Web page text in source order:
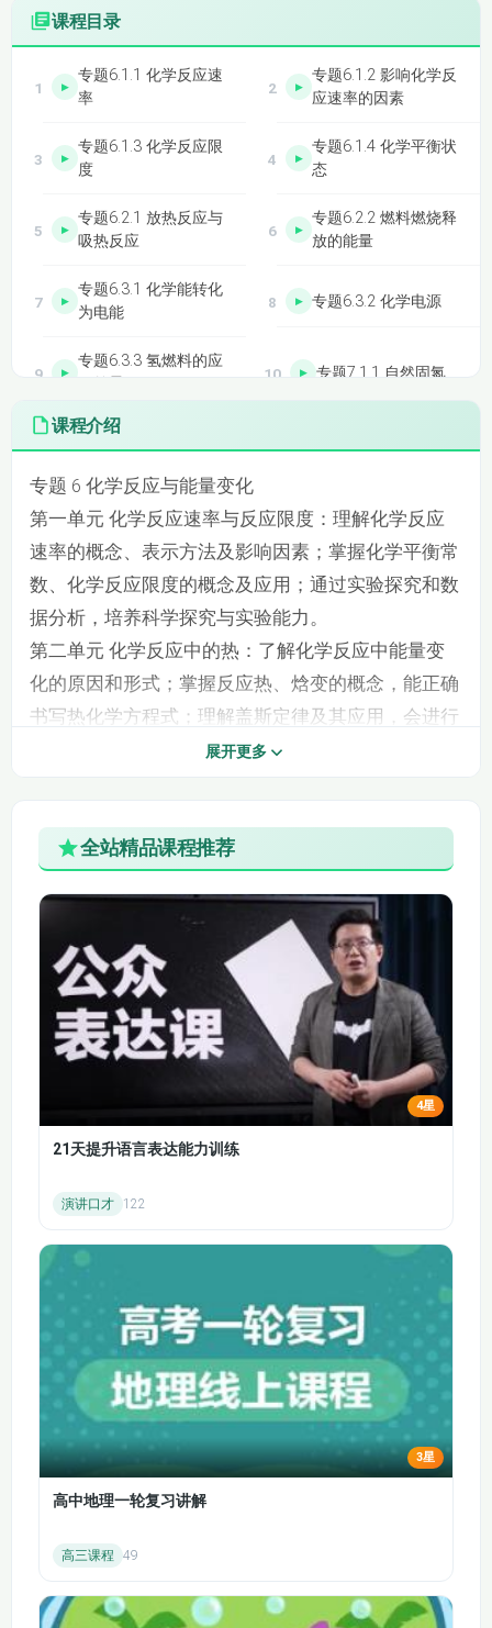
课程目录
专题6.1.1 化学反应速
率
专题6.1.2 影响化学反
应速率的因素
专题6.1.3 化学反应限
度
专题6.1.4 化学平衡状
态
专题6.2.1 放热反应与
吸热反应
专题6.2.2 燃料燃烧释
放的能量
专题6.3.1 化学能转化
为电能
专题6.3.2 化学电源
专题6.3.3 氢燃料的应
专题7.1.1 自然固氮
专题7.1.2 人工固氮
专题7.2.2 硝酸
其使用
无害化处理
专题8.1.1 天然气的利
用 甲烷
专题8.1.3 煤的综合利
专题8.2.1 乙醇
基酸
专题8.3.1 常见有机化
合物的合成
专题8.3.2 有机高分子
的合成
专题9.1.1 金属的存在
形式、金属的冶炼
（1）
专题9.1.2 金属的冶炼
（2）
专题9.2.1 反应的合理
选择
专题9.2.2 反应条件的
控制
专题9.3.1 金属材料的
课程介绍
专题 6 化学反应与能量变化
第一单元 化学反应速率与反应限度：理解化学反应
速率的概念、表示方法及影响因素；掌握化学平衡常
数、化学反应限度的概念及应用；通过实验探究和数
据分析，培养科学探究与实验能力。
第二单元 化学反应中的热：了解化学反应中能量变
化的原因和形式；掌握反应热、焓变的概念，能正确
书写热化学方程式；理解盖斯定律及其应用，会进行
的化学电源，如干电池、充电电池、燃料电池等；掌
反应。
专题 7 氮与社会可持续发展
第一单元 氮的固定：了解氮在自然界中的存在和循
环；掌握氮的固定的概念和方法，如自然固氮和人工
固氮；认识合成氨反应的原理和条件。
第二单元 重要的含氮化工原料：了解氨气、铵盐、
硝酸等含氮化合物的性质和用途；掌握氨气的实验室
制法和工业制法；理解铵根离子的检验方法。
对环境的影响，如酸雨、水体富营养化等；认识合理
使用含氮化合物的重要性，树立绿色化学的观念。
专题 8 有机化合物的获得与应用
第一单元 化石燃料与有机化合物：了解化石燃料的
种类和综合利用；掌握甲烷、乙烯、苯等有机化合物
的结构、性质和用途；认识有机化合物的结构特点和
同分异构现象。
第二单元 食品中的有机化合物：了解乙醇、乙酸、
糖类、油脂、蛋白质等食品中的有机化合物的结构、
性质和用途；掌握乙醇的氧化反应、乙酸的酯化反应
本方法和思路；掌握加聚反应和缩聚反应的概念和原
展开更多
全站精品课程推荐
4星
21天提升语言表达能力训练
演讲口才 122
3星
高中地理一轮复习讲解
高三课程 49